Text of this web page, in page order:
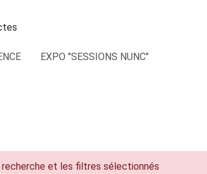
EXPO "SESSIONS NUNC"
et les filtres sélectionnés